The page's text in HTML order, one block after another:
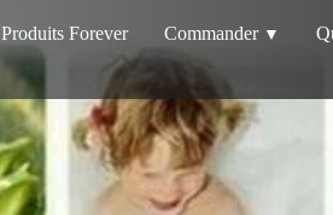
Produits Forever Commander ▼